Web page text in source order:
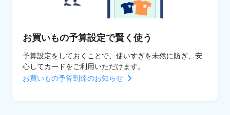
お買いもの予算設定で賢く使う
予算設定をしておくことで、使いすぎを未然に防ぎ、安
心してカードをご利用いただけます。
お買いもの予算到達のお知らせ